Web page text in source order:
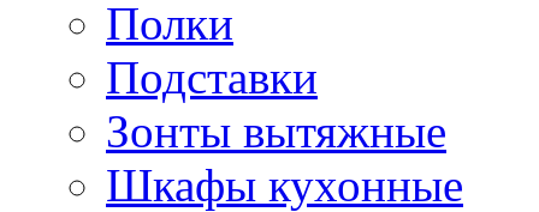
Полки
Подставки
Зонты вытяжные
Шкафы кухонные